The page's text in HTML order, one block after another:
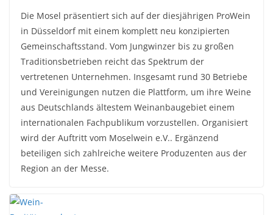
Die Mosel präsentiert sich auf der diesjährigen ProWein
in Düsseldorf mit einem komplett neu konzipierten
Gemeinschaftsstand. Vom Jungwinzer bis zu großen
Traditionsbetrieben reicht das Spektrum der
vertretenen Unternehmen. Insgesamt rund 30 Betriebe
und Vereinigungen nutzen die Plattform, um ihre Weine
aus Deutschlands ältestem Weinanbaugebiet einem
internationalen Fachpublikum vorzustellen. Organisiert
wird der Auftritt vom Moselwein e.V.. Ergänzend
beteiligen sich zahlreiche weitere Produzenten aus der
Region an der Messe.